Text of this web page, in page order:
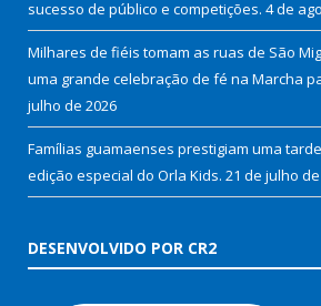
sucesso de público e competições. 4 de
Milhares de fiéis tomam as ruas de São
uma grande celebração de fé na Marcha
julho de 2026
Famílias guamaenses prestigiam uma
edição especial do Orla Kids. 21 de julho
DESENVOLVIDO POR CR2